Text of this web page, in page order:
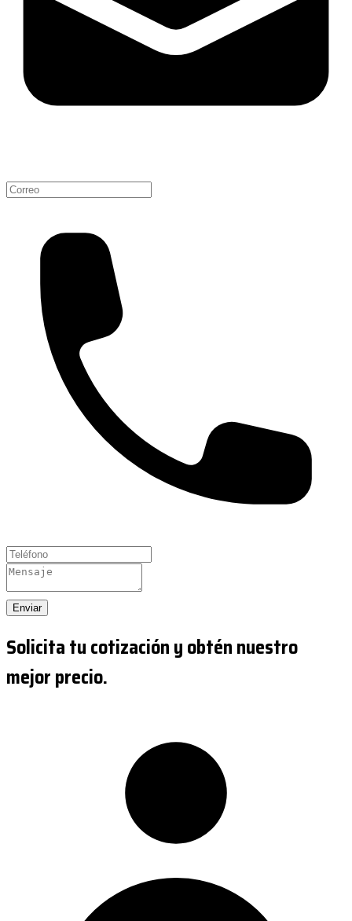
Enviar
Solicita tu cotización y obtén nuestro
mejor precio.